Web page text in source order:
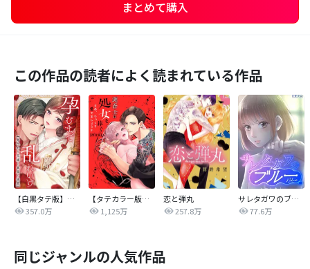
まとめて購入
この作品の読者によく読まれている作品
【白黒タテ版】孕むまで乱れいけ～身代わり花嫁と軍服の猛愛
357.0万
【タテカラー版】漣蒼士に処女を捧ぐ～さあ、じっくり愛でましょうか
1,125万
恋と弾丸
257.8万
サレタガワのブルー【タテヨミ】
77.6万
同じジャンルの人気作品